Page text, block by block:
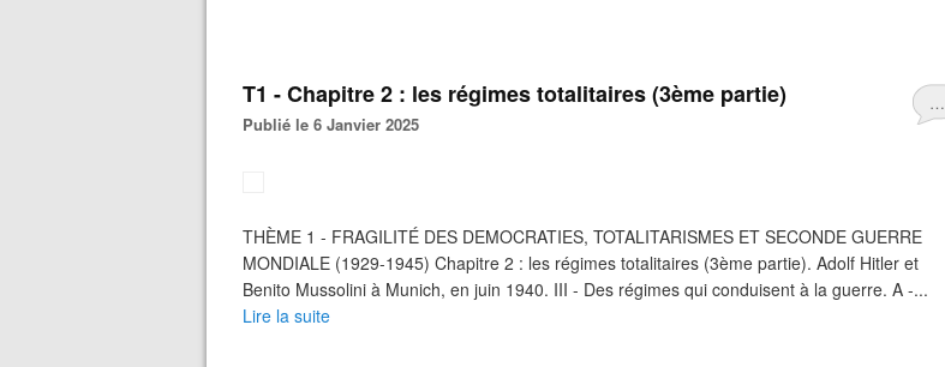
…
T1 - Chapitre 2 : les régimes totalitaires (3ème partie)
Publié le 6 Janvier 2025
THÈME 1 - FRAGILITÉ DES DEMOCRATIES, TOTALITARISMES ET SECONDE GUERRE
MONDIALE (1929-1945) Chapitre 2 : les régimes totalitaires (3ème partie). Adolf Hitler et
Benito Mussolini à Munich, en juin 1940. III - Des régimes qui conduisent à la guerre. A -...
Lire la suite